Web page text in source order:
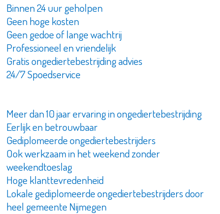
Binnen 24 uur geholpen
Geen hoge kosten
Geen gedoe of lange wachtrij
Professioneel en vriendelijk
Gratis ongediertebestrijding advies
24/7 Spoedservice
Meer dan 10 jaar ervaring in ongediertebestrijding
Eerlijk en betrouwbaar
Gediplomeerde ongediertebestrijders
Ook werkzaam in het weekend zonder
weekendtoeslag
Hoge klanttevredenheid
Lokale gediplomeerde ongediertebestrijders door
heel gemeente Nijmegen